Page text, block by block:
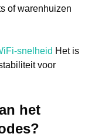
of warenhuizen
snelheid Het is
voor
het